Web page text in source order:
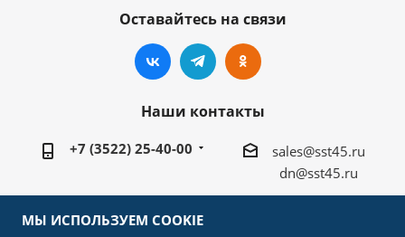
Оставайтесь на связи
Наши контакты
+7 (3522) 25-40-00
sales@sst45.ru
dn@sst45.ru
640027, Россия, г.Курган, ул.Омская 76а
МЫ ИСПОЛЬЗУЕМ COOKIE